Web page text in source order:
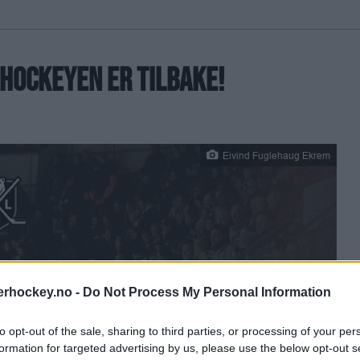
- Do Not Process My Personal Information
opt-out of the sale, sharing to third parties, or processing of your
for targeted advertising by us, please use the below opt-out
ER TILBAKE!
❯
Eivind Fuglehaug Ekrem